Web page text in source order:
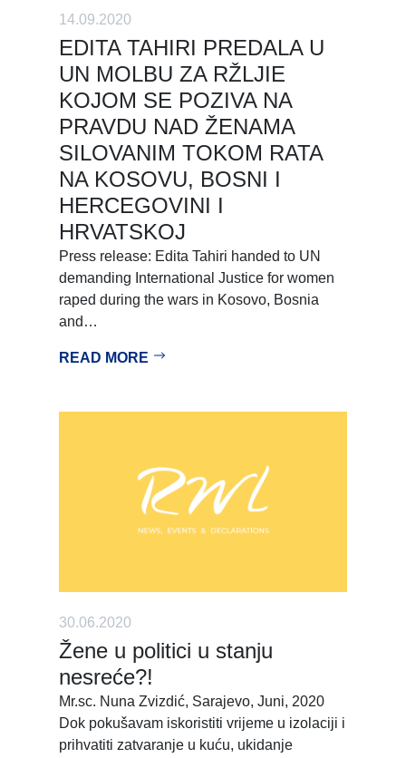
14.09.2020
EDITA TAHIRI PREDALA U
UN MOLBU ZA RŽLJIE
KOJOM SE POZIVA NA
PRAVDU NAD ŽENAMA
SILOVANIM TOKOM RATA
NA KOSOVU, BOSNI I
HERCEGOVINI I
HRVATSKOJ
Press release: Edita Tahiri handed to UN
demanding International Justice for women
raped during the wars in Kosovo, Bosnia
and…
READ MORE
30.06.2020
Žene u politici u stanju
nesreće?!
Mr.sc. Nuna Zvizdić, Sarajevo, Juni, 2020
Dok pokušavam iskoristiti vrijeme u izolaciji i
prihvatiti zatvaranje u kuću, ukidanje